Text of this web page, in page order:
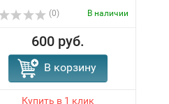
(0) В наличии
600 руб.
В корзину